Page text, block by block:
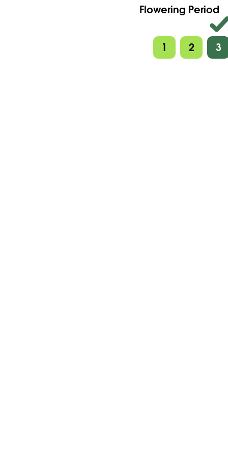
Villa Medici, Rome - 1864 -
Flowering Period
1 2 3